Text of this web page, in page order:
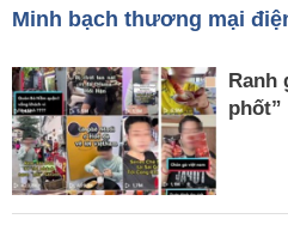
Minh bạch thương mại
Ranh
phốt”